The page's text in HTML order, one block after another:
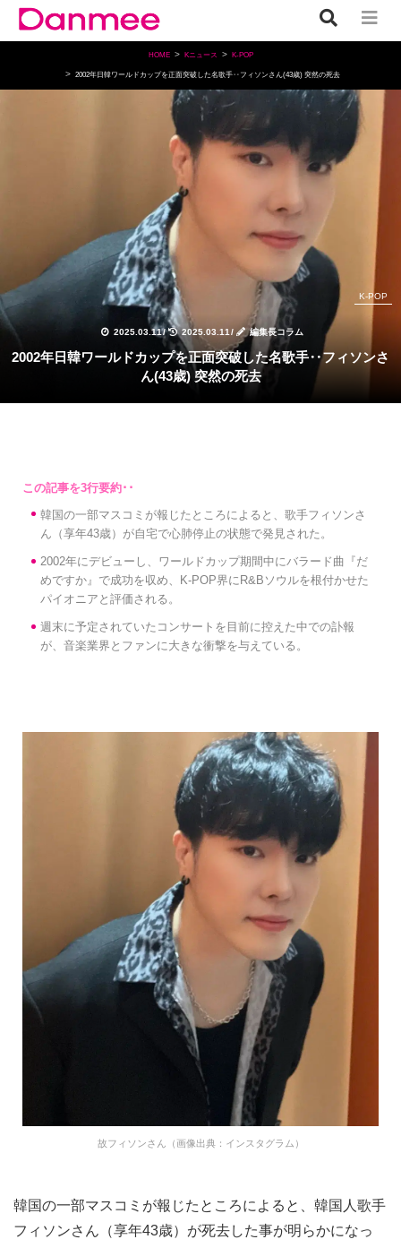
HOME Kニュース K-POP
2002年日韓ワールドカップを正面突破した名歌手‥フィソンさん(43歳) 突然の死去
2025.03.11/ 2025.03.11 / 編集長コラム
K-POP
2002年日韓ワールドカップを正面突破した名歌手‥フィソンさ
ん(43歳) 突然の死去
韓国の一部マスコミが報じたところによると、歌手フィソンさ
ん（享年43歳）が自宅で心肺停止の状態で発見された。
2002年にデビューし、ワールドカップ期間中にバラード曲『だ
めですか』で成功を収め、K-POP界にR&Bソウルを根付かせた
パイオニアと評価される。
週末に予定されていたコンサートを目前に控えた中での訃報
が、音楽業界とファンに大きな衝撃を与えている。
故フィソンさん（画像出典：インスタグラム）
韓国の一部マスコミが報じたところによると、韓国人歌手
フィソンさん（享年43歳）が死去した事が明らかになっ